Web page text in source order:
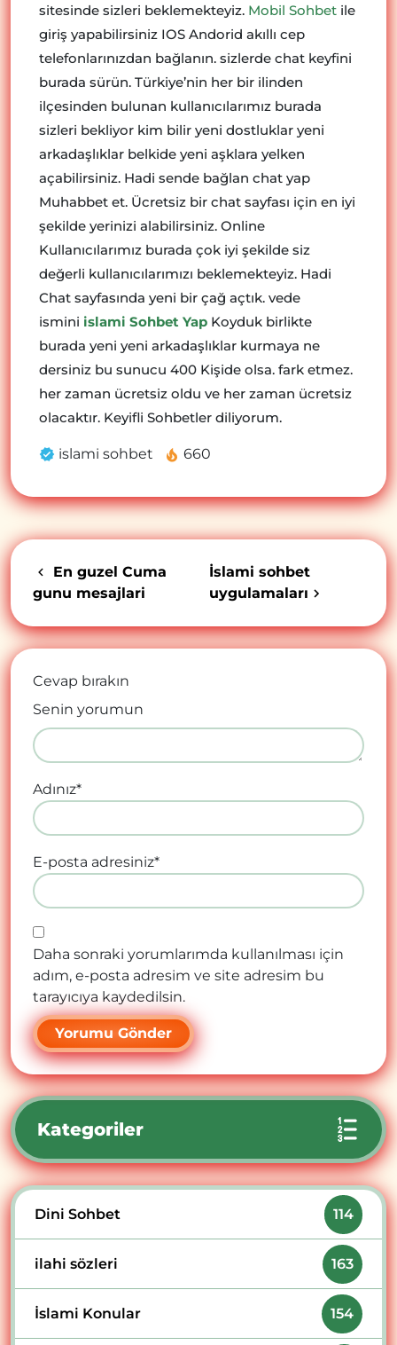
sitesinde sizleri beklemekteyiz. Mobil Sohbet ile
giriş yapabilirsiniz IOS Andorid akıllı cep
telefonlarınızdan bağlanın. sizlerde chat keyfini
burada sürün. Türkiye’nin her bir ilinden
ilçesinden bulunan kullanıcılarımız burada
sizleri bekliyor kim bilir yeni dostluklar yeni
arkadaşlıklar belkide yeni aşklara yelken
açabilirsiniz. Hadi sende bağlan chat yap
Muhabbet et. Ücretsiz bir chat sayfası için en iyi
şekilde yerinizi alabilirsiniz. Online
Kullanıcılarımız burada çok iyi şekilde siz
değerli kullanıcılarımızı beklemekteyiz. Hadi
Chat sayfasında yeni bir çağ açtık. vede
ismini islami Sohbet Yap Koyduk birlikte
burada yeni yeni arkadaşlıklar kurmaya ne
dersiniz bu sunucu 400 Kişide olsa. fark etmez.
her zaman ücretsiz oldu ve her zaman ücretsiz
olacaktır. Keyifli Sohbetler diliyorum.
islami sohbet 660
En guzel Cuma
gunu mesajlari
İslami sohbet
uygulamaları
Cevap bırakın
Senin yorumun
Adınız*
E-posta adresiniz*
Daha sonraki yorumlarımda kullanılması için
adım, e-posta adresim ve site adresim bu
tarayıcıya kaydedilsin.
Kategoriler
Dini Sohbet 114
ilahi sözleri 163
İslami Konular 154